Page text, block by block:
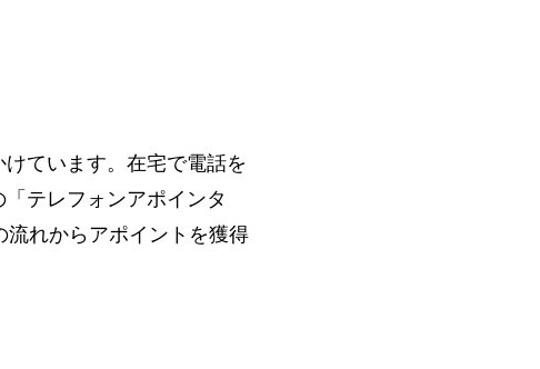
ています。在宅で電話を
テレフォンアポインタ
れからアポイントを獲得